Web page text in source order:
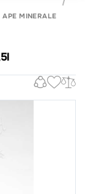
APE MINERALE